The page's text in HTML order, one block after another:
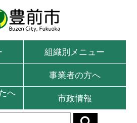
組織別メニュー
事業者の方へ
へ
市政情報